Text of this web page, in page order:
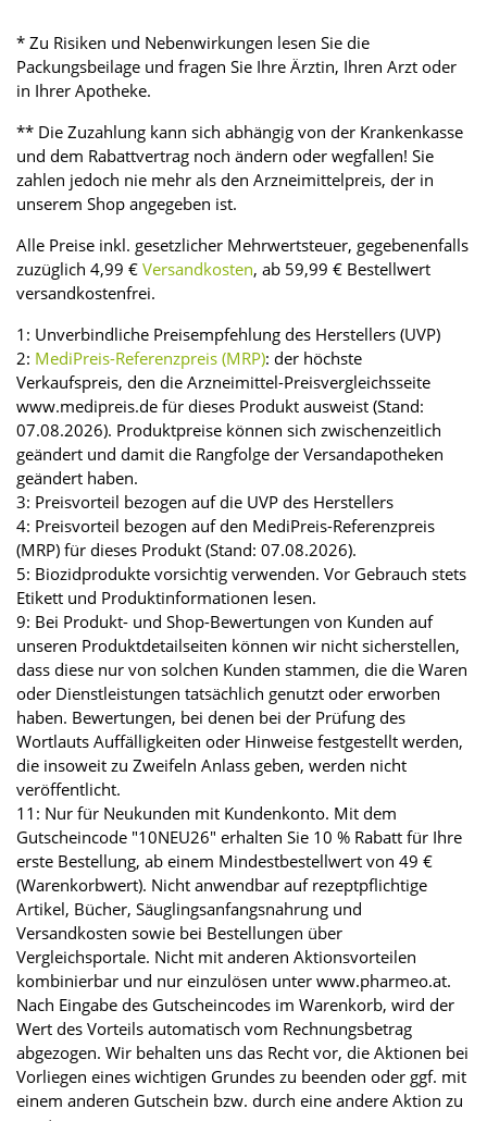
* Zu Risiken und Nebenwirkungen lesen Sie die
Packungsbeilage und fragen Sie Ihre Ärztin, Ihren Arzt oder
in Ihrer Apotheke.
** Die Zuzahlung kann sich abhängig von der Krankenkasse
und dem Rabattvertrag noch ändern oder wegfallen! Sie
zahlen jedoch nie mehr als den Arzneimittelpreis, der in
unserem Shop angegeben ist.
Alle Preise inkl. gesetzlicher Mehrwertsteuer, gegebenenfalls
zuzüglich 4,99 € Versandkosten, ab 59,99 € Bestellwert
versandkostenfrei.
1: Unverbindliche Preisempfehlung des Herstellers (UVP)
2: MediPreis-Referenzpreis (MRP): der höchste
Verkaufspreis, den die Arzneimittel-Preisvergleichsseite
www.medipreis.de für dieses Produkt ausweist (Stand:
07.08.2026). Produktpreise können sich zwischenzeitlich
geändert und damit die Rangfolge der Versandapotheken
geändert haben.
3: Preisvorteil bezogen auf die UVP des Herstellers
4: Preisvorteil bezogen auf den MediPreis-Referenzpreis
(MRP) für dieses Produkt (Stand: 07.08.2026).
5: Biozidprodukte vorsichtig verwenden. Vor Gebrauch stets
Etikett und Produktinformationen lesen.
9: Bei Produkt- und Shop-Bewertungen von Kunden auf
unseren Produktdetailseiten können wir nicht sicherstellen,
dass diese nur von solchen Kunden stammen, die die Waren
oder Dienstleistungen tatsächlich genutzt oder erworben
haben. Bewertungen, bei denen bei der Prüfung des
Wortlauts Auffälligkeiten oder Hinweise festgestellt werden,
die insoweit zu Zweifeln Anlass geben, werden nicht
veröffentlicht.
11: Nur für Neukunden mit Kundenkonto. Mit dem
Gutscheincode "10NEU26" erhalten Sie 10 % Rabatt für Ihre
erste Bestellung, ab einem Mindestbestellwert von 49 €
(Warenkorbwert). Nicht anwendbar auf rezeptpflichtige
Artikel, Bücher, Säuglingsanfangsnahrung und
Versandkosten sowie bei Bestellungen über
Vergleichsportale. Nicht mit anderen Aktionsvorteilen
kombinierbar und nur einzulösen unter www.pharmeo.at.
Nach Eingabe des Gutscheincodes im Warenkorb, wird der
Wert des Vorteils automatisch vom Rechnungsbetrag
abgezogen. Wir behalten uns das Recht vor, die Aktionen bei
Vorliegen eines wichtigen Grundes zu beenden oder ggf. mit
einem anderen Gutschein bzw. durch eine andere Aktion zu